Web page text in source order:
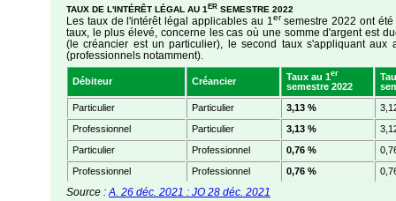
TAUX DE L'INTÉRÊT LÉGAL AU 1 ER SEMESTRE 2022
Les taux de l'intérêt légal applicables au 1er semestre 2022 ont
taux, le plus élevé, concerne les cas où une somme d'argent est
(le créancier est un particulier), le second taux s'appliquant aux
(professionnels notamment).
Débiteur Créancier Taux au 1er
semestre 2022
Particulier
Particulier 3,13 %
Professionnel
Particulier 3,13 %
Particulier
Professionnel 0,76 %
Professionnel
Professionnel 0,76 %
Source :A. 26 déc. 2021 : JO 28 déc. 2021